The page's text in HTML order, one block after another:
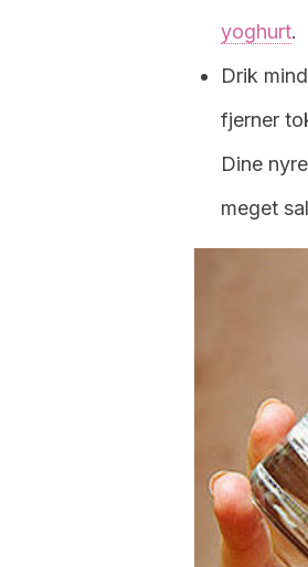
yoghurt.
Drik
fjerner
Dine
meget